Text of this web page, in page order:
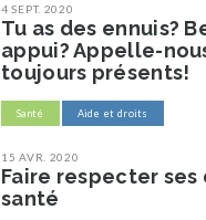
4 SEPT. 2020
Tu as des ennuis?
appui? Appelle-
toujours présents!
Santé Aide et droits
15 AVR. 2020
Faire respecter ses
santé